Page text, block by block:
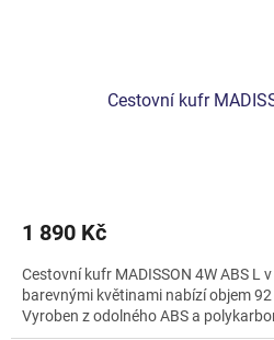
Cestovní kufr
je
z
5
hvězdiček.
1 890 Kč
Cestovní kufr MADISSON 4W ABS L
barevnými květinami nabízí objem
Vyroben z odolného ABS a